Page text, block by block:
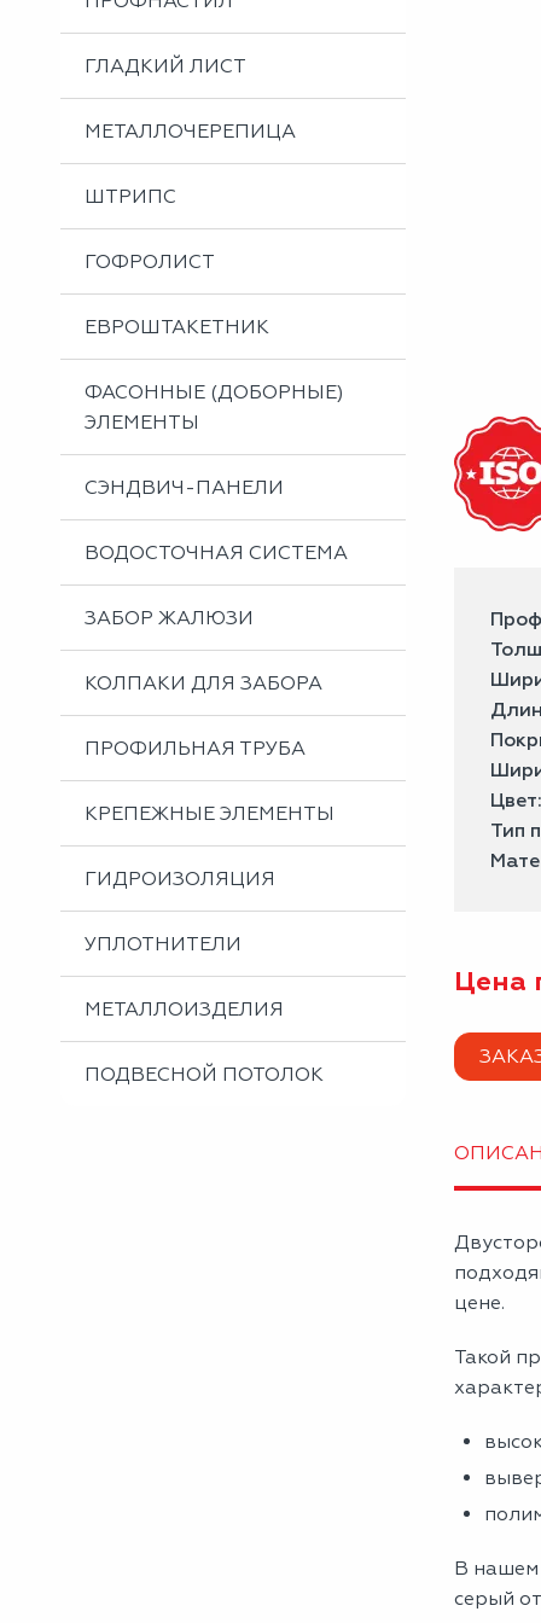
Металлоизделия
Проектирование вентилируемых фасадов
Вальцовка листового металла
ГЛАДКИЙ ЛИСТ
МЕТАЛЛОЧЕРЕПИЦА
ШТРИПС
ГОФРОЛИСТ
ЕВРОШТАКЕТНИК
ФАСОННЫЕ (ДОБОРНЫЕ)
ЭЛЕМЕНТЫ
СЭНДВИЧ-ПАНЕЛИ
ВОДОСТОЧНАЯ СИСТЕМА
ЗАБОР ЖАЛЮЗИ
КОЛПАКИ ДЛЯ ЗАБОРА
ПРОФИЛЬНАЯ ТРУБА
КРЕПЕЖНЫЕ ЭЛЕМЕНТЫ
ГИДРОИЗОЛЯЦИЯ
УПЛОТНИТЕЛИ
МЕТАЛЛОИЗДЕЛИЯ
ПОДВЕСНОЙ ПОТОЛОК
Тип
Цена
цене.
Такой
В нашем
серый